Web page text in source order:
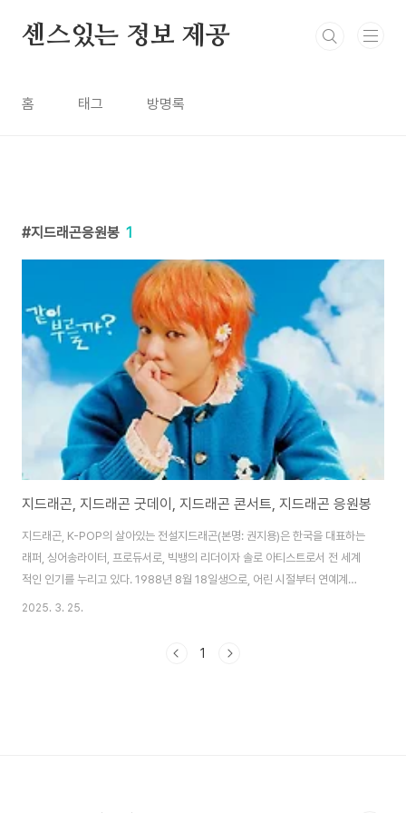
센스있는 정보 제공
홈 태그 방명록
지드래곤응원봉 1
지드래곤, 지드래곤 굿데이, 지드래곤 콘서트, 지드래곤 응원봉
지드래곤, K-POP의 살아있는 전설지드래곤(본명: 권지용)은 한국을 대표하는
래퍼, 싱어송라이터, 프로듀서로, 빅뱅의 리더이자 솔로 아티스트로서 전 세계
적인 인기를 누리고 있다. 1988년 8월 18일생으로, 어린 시절부터 연예계에
입문해 2006년 빅뱅으로 데뷔하며 K-POP의 판도를 바꾼 인물로 평가받는
타일과 트렌디한 감각으로 유명하다. 특히 ‘Heartbreaker’, ‘Crooked’,
2025. 3. 25.
1